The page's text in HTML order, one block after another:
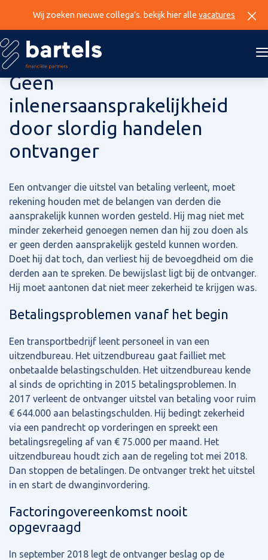
Wij zoeken nieuwe collega’s. bekijk hier alle vacatures
21 mei 2026
Geen
inlenersaansprakelijkheid
door slordig handelen
ontvanger
Een ontvanger die uitstel van betaling verleent, moet
rekening houden met de belangen van derden die
aansprakelijk kunnen worden gesteld. Hij mag niet met
minder zekerheid genoegen nemen dan hij zou doen als
er geen derden aansprakelijk gesteld kunnen worden.
Doet hij dat toch, dan verliest hij de bevoegdheid om die
derden aan te spreken. De bewijslast ligt bij de ontvanger.
Hij moet aantonen dat niet meer zekerheid te krijgen was.
Betalingsproblemen vanaf het begin
Een transportbedrijf leent personeel in van een
uitzendbureau. Het uitzendbureau gaat failliet met
onbetaalde belastingschulden. Het uitzendbureau kende
al sinds de oprichting in 2015 betalingsproblemen. In
2017 verleent de ontvanger uitstel van betaling voor ruim
€ 644.000 aan belastingschulden. Hij bedingt zekerheid
via een pandrecht op vorderingen en spreekt een
betalingsregeling af van € 75.000 per maand. Het
uitzendbureau houdt zich aan de regeling tot mei 2018.
Dan stoppen de betalingen. De ontvanger trekt het uitstel
in en start de dwanginvordering.
Factoringovereenkomst nooit
opgevraagd
In september 2018 legt de ontvanger beslag op de